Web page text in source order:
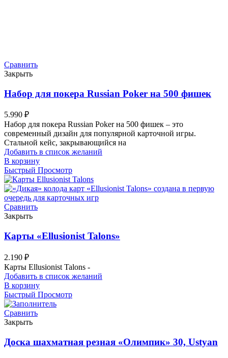
Сравнить
Закрыть
Набор для покера Russian Poker на 500 фишек
5.990 ₽
Набор для покера Russian Poker на 500 фишек – это
современный дизайн для популярной карточной игры.
Стальной кейс, закрывающийся на
Добавить в список желаний
В корзину
Быстрый Просмотр
Сравнить
Закрыть
Карты «Ellusionist Talons»
2.190 ₽
Карты Ellusionist Talons -
Добавить в список желаний
В корзину
Быстрый Просмотр
Сравнить
Закрыть
Доска шахматная резная «Олимпик» 30, Ustyan